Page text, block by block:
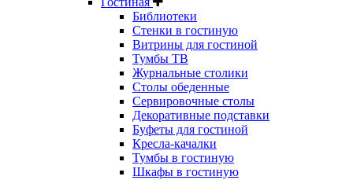
Библиотеки
Стенки в гостиную
Витрины для гостиной
Тумбы ТВ
Журнальные столики
Столы обеденные
Сервировочные столы
Декоративные подставки
Буфеты для гостиной
Кресла-качалки
Тумбы в гостиную
Шкафы в гостиную